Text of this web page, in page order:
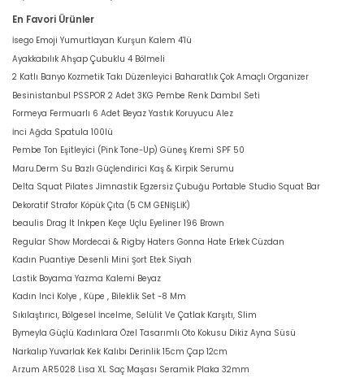
En Favori Ürünler
İsego Emoji Yumurtlayan Kurşun Kalem 4'lü
Ayakkabılık Ahşap Çubuklu 4 Bölmeli
2 Katlı Banyo Kozmetik Takı Düzenleyici Baharatlık Çok Amaçlı Organizer
Besinistanbul PSSPOR 2 Adet 3KG Pembe Renk Dambıl Seti
Formeya Fermuarlı 6 Adet Beyaz Yastık Koruyucu Alez
İnci Ağda Spatula 100lü
Pembe Ton Eşitleyici (Pink Tone-Up) Güneş Kremi SPF 50
Maru.Derm Su Bazlı Güçlendirici Kaş & Kirpik Serumu
Delta Squat Pilates Jimnastik Egzersiz Çubuğu Portable Studio Squat Bar
Dekoratif Strafor Köpük Çıta (5 CM GENİŞLİK)
beaulis Drag It Inkpen Keçe Uçlu Eyeliner 196 Brown
Regular Show Mordecai & Rigby Haters Gonna Hate Erkek Cüzdan
Kadın Puantiye Desenli Mini Şort Etek Siyah
Lastik Boyama Yazma Kalemi Beyaz
Kadın Inci Kolye , Küpe , Bileklik Set -8 Mm
Sıkılaştırıcı, Bölgesel İncelme, Selülit Ve Çatlak Karşıtı, Slim
Bymeyla Güçlü Kadınlara Özel Tasarımlı Oto Kokusu Dikiz Ayna Süsü
Narkalıp Yuvarlak Kek Kalıbı Derinlik 15cm Çap 12cm
Arzum AR5028 Lisa XL Saç Maşası Seramik Plaka 32mm